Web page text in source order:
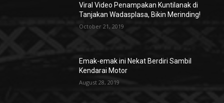
Viral Video Penampakan Kuntilanak di
Tanjakan Wadasplasa, Bikin Merinding!
October 21, 2019
Emak-emak ini Nekat Berdiri Sambil
Kendarai Motor
August 28, 2019